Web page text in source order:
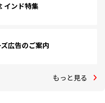
インド特集
広告のご案内
もっと見る